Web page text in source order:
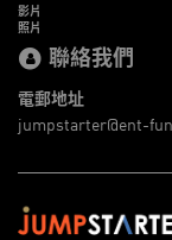
影片
照片
聯絡我們
電郵地址
jumpstarter@ent-